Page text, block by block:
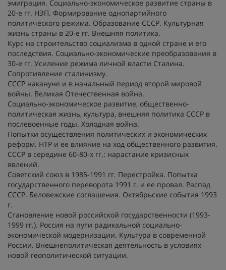
эмиграция. Социально-экономическое развитие страны в
20-е гг. НЭП. Формирование однопартийного
политического режима. Образование СССР. Культурная
жизнь страны в 20-е гг. Внешняя политика.
Курс на строительство социализма в одной стране и его
последствия. Социально-экономические преобразования в
30-е гг. Усиление режима личной власти Сталина.
Сопротивление сталинизму.
СССР накануне и в начальный период второй мировой
войны. Великая Отечественная война.
Социально-экономическое развитие, общественно-
политическая жизнь, культура, внешняя политика СССР в
послевоенные годы. Холодная война.
Попытки осуществления политических и экономических
реформ. НТР и ее влияние на ход общественного развития.
СССР в середине 60-80-х гг.: нарастание кризисных
явлений.
Советский союз в 1985-1991 гг. Перестройка. Попытка
государственного переворота 1991 г. и ее провал. Распад
СССР. Беловежские соглашения. Октябрьские события 1993
г.
Становление новой российской государственности (1993-
1999 гг.). Россия на пути радикальной социально-
экономической модернизации. Культура в современной
России. Внешнеполитическая деятельность в условиях
новой геополитической ситуации.